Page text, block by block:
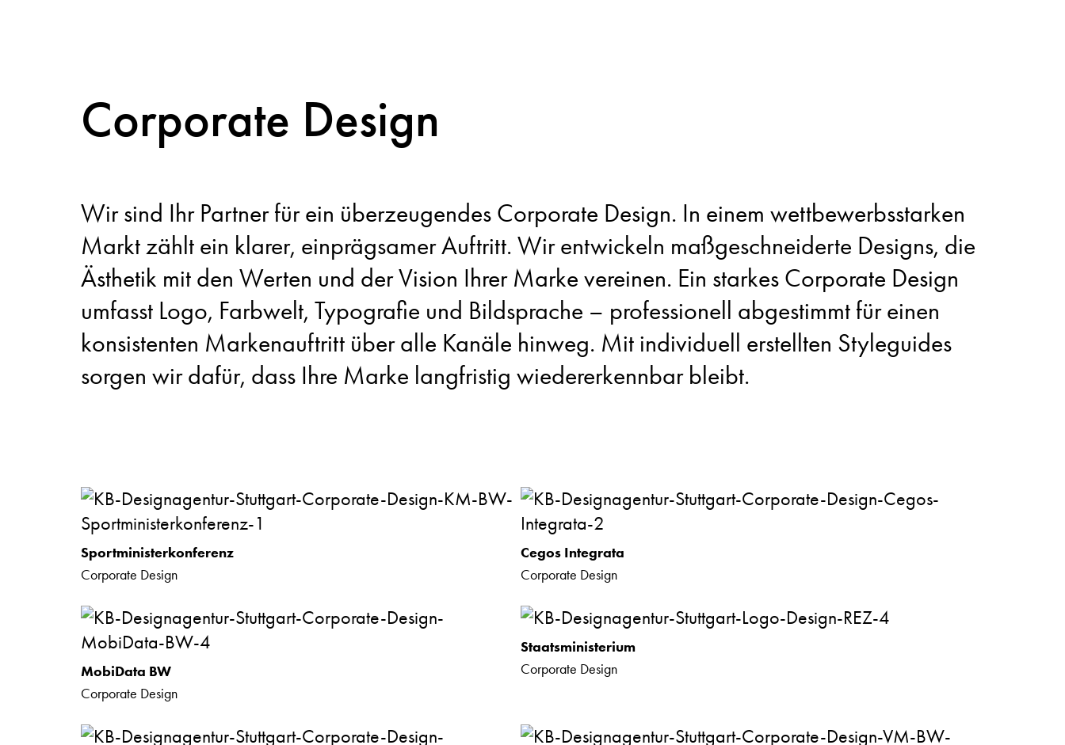
Corporate Design
Wir sind Ihr Partner für ein überzeugendes Corporate Design. In einem wettbewerbsstarken
Markt zählt ein klarer, einprägsamer Auftritt. Wir entwickeln maßgeschneiderte Designs, die
Ästhetik mit den Werten und der Vision Ihrer Marke vereinen. Ein starkes Corporate Design
umfasst Logo, Farbwelt, Typografie und Bildsprache – professionell abgestimmt für einen
konsistenten Markenauftritt über alle Kanäle hinweg. Mit individuell erstellten Styleguides
sorgen wir dafür, dass Ihre Marke langfristig wiedererkennbar bleibt.
Sportministerkonferenz
Corporate Design
Cegos Integrata
Corporate Design
MobiData BW
Corporate Design
Staatsministerium
Corporate Design